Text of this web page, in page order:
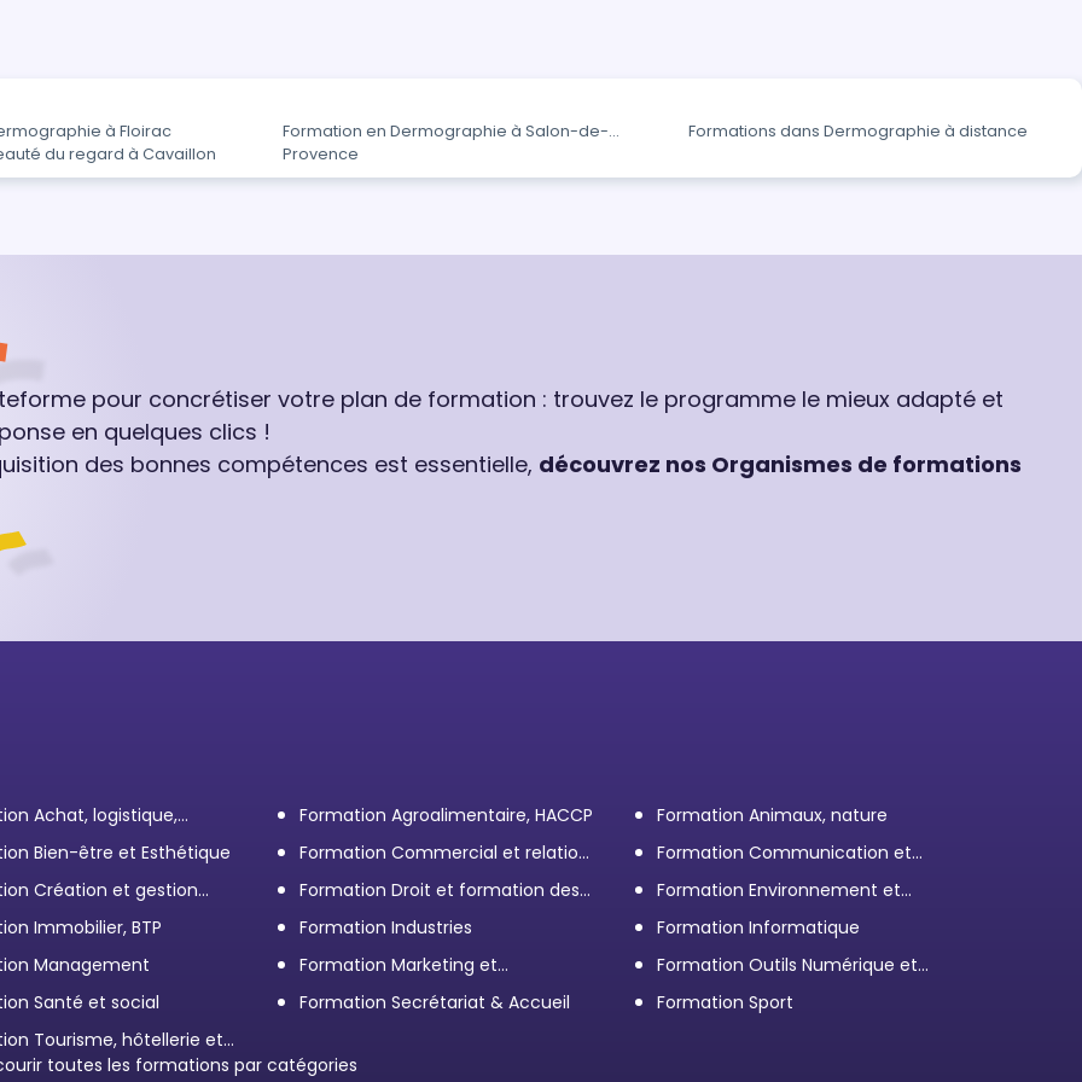
à Floirac
Formation en Dermographie à Salon-de-
Provence
Formations dans Dermographie à distance
du regard à Cavaillon
pour concrétiser votre plan de formation : trouvez le programme le mieux adapté et
en quelques clics !
des bonnes compétences est essentielle, découvrez nos Organismes de formations
Achat, logistique,
Formation Agroalimentaire, HACCP
Formation Animaux, nature
Bien-être et Esthétique
Formation Commercial et relation
client
Formation Communication et
efficacité personnelle et
professionnelle
Création et gestion
Formation Droit et formation des
Élus
Formation Environnement et
démarche RSE
Immobilier, BTP Formation Industries
Formation Informatique
Management
Formation Marketing et
Communication d'entreprise
Formation Outils Numérique et
Bureautique
Santé et social Formation Secrétariat & Accueil
Formation Sport
Tourisme, hôtellerie et
toutes les formations par catégories